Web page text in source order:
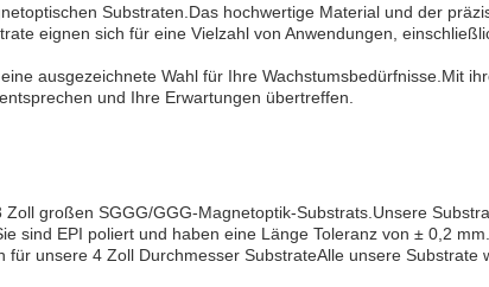
Substraten.Das hochwertige Material und der
eignen sich für eine Vielzahl von Anwendungen,
ausgezeichnete Wahl für Ihre Wachstumsbedürfnisse.Mit
und Ihre Erwartungen übertreffen.
großen SGGG/GGG-Magnetoptik-Substrats.Unsere
sind EPI poliert und haben eine Länge Toleranz von ± 0,2
unsere 4 Zoll Durchmesser SubstrateAlle unsere Substrate